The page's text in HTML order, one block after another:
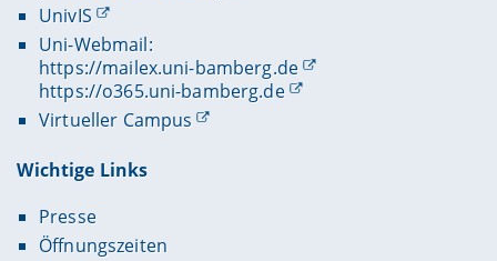
UnivIS
Uni-Webmail:
https://mailex.uni-bamberg.de
https://o365.uni-bamberg.de
Virtueller Campus
Wichtige Links
Presse
Öffnungszeiten